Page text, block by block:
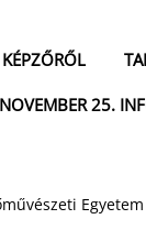
NOVEMBER 25.
Egyetem